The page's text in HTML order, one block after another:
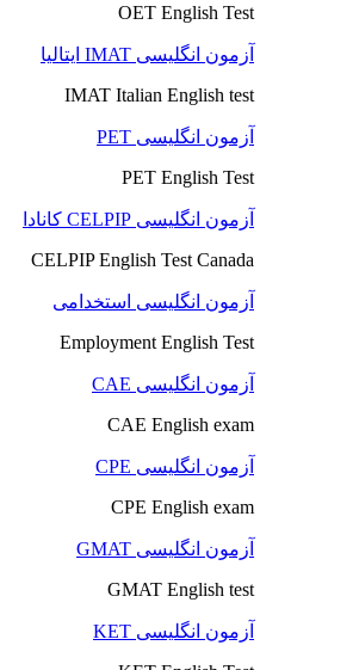
OET English Test
آزمون انگلیسی IMAT ایتالیا
IMAT Italian English test
آزمون انگلیسی PET
PET English Test
آزمون انگلیسی CELPIP کانادا
CELPIP English Test Canada
آزمون انگلیسی استخدامی
Employment English Test
آزمون انگلیسی CAE
CAE English exam
آزمون انگلیسی CPE
CPE English exam
آزمون انگلیسی GMAT
GMAT English test
آزمون انگلیسی KET